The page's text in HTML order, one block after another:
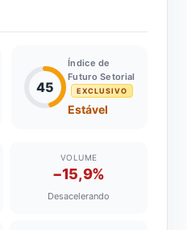
45
Índice de
Futuro Setorial
EXCLUSIVO
Estável
VOLUME
−15,9%
Desacelerando